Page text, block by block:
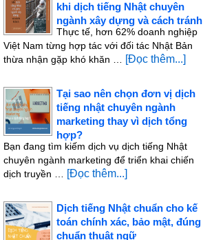
khi dịch tiếng Nhật chuyên
ngành xây dựng và cách tránh
Thực tế, hơn 62% doanh nghiệp
Việt Nam từng hợp tác với đối tác Nhật Bản
thừa nhận gặp khó khăn …
[Đọc thêm...]
Tại sao nên chọn đơn vị dịch
tiếng nhật chuyên ngành
marketing thay vì dịch tổng
hợp?
Bạn đang tìm kiếm dịch vụ dịch tiếng Nhật
chuyên ngành marketing để triển khai chiến
dịch truyền …
[Đọc thêm...]
Dịch tiếng Nhật chuẩn cho kế
toán chính xác, bảo mật, đúng
chuẩn thuật ngữ